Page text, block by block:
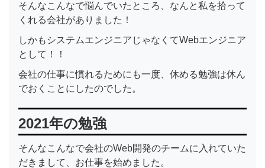
そんなこんなで悩んでいたところ、なんと私を拾って
くれる会社がありました！
しかもシステムエンジニアじゃなくてWebエンジニア
として！！
会社の仕事に慣れるためにも一度、休める勉強は休ん
でおくことにしたのでした。
2021年の勉強
そんなこんなで会社のWeb開発のチームに入れていた
だきまして、お仕事を始めました。